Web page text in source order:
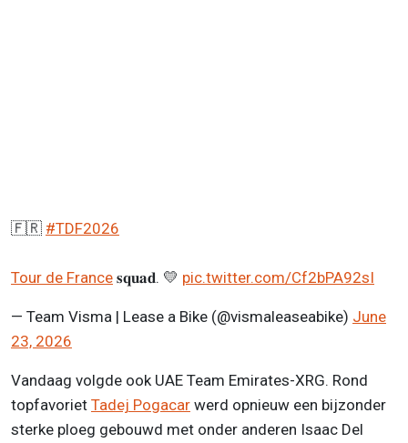
🇫🇷 #TDF2026
Tour de France 𝐬𝐪𝐮𝐚𝐝. 💛 pic.twitter.com/Cf2bPA92sI
— Team Visma | Lease a Bike (@vismaleaseabike) June
23, 2026
Vandaag volgde ook UAE Team Emirates-XRG. Rond
topfavoriet Tadej Pogacar werd opnieuw een bijzonder
sterke ploeg gebouwd met onder anderen Isaac Del